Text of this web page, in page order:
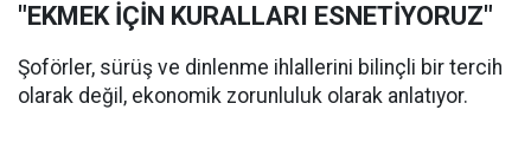
"EKMEK İÇİN KURALLARI ESNETİYORUZ"
Şoförler, sürüş ve dinlenme ihlallerini bilinçli bir tercih
olarak değil, ekonomik zorunluluk olarak anlatıyor.